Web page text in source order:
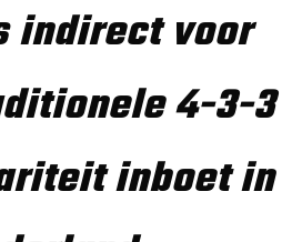
indirect voor
4-3-3
inboet in